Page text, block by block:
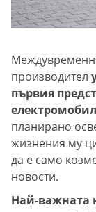
производител
първия
планирано
жизнения му
да е само
новости.
Най-важната